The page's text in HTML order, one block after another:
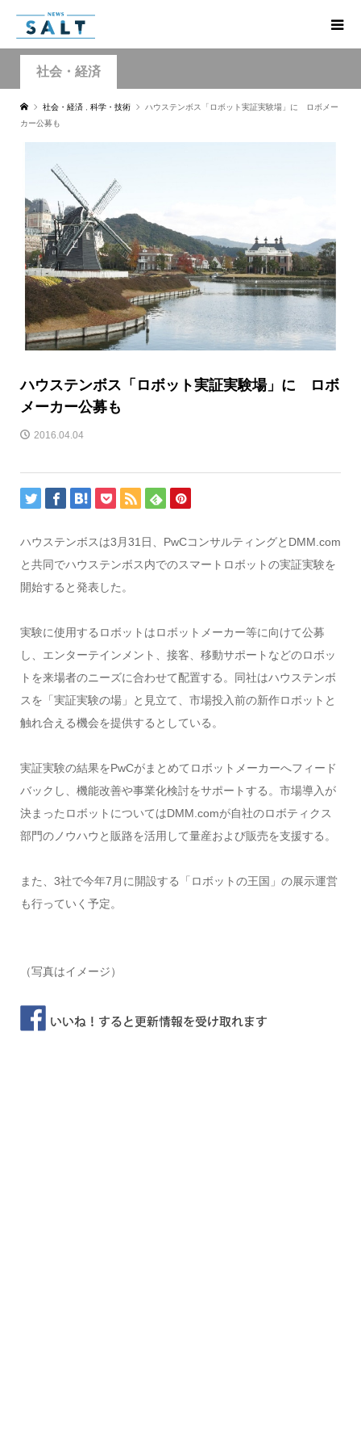
社会・経済
社会・経済 科学・技術
ハウステンボス「ロボット実証実験場」に ロボメー
カー公募も
ハウステンボス「ロボット実証実験場」に ロボ
メーカー公募も
2016.04.04
ハウステンボスは3月31日、PwCコンサルティングとDMM.com
と共同でハウステンボス内でのスマートロボットの実証実験を
開始すると発表した。
実験に使用するロボットはロボットメーカー等に向けて公募
し、エンターテインメント、接客、移動サポートなどのロボッ
トを来場者のニーズに合わせて配置する。同社はハウステンボ
スを「実証実験の場」と見立て、市場投入前の新作ロボットと
触れ合える機会を提供するとしている。
実証実験の結果をPwCがまとめてロボットメーカーへフィード
バックし、機能改善や事業化検討をサポートする。市場導入が
決まったロボットについてはDMM.comが自社のロボティクス
部門のノウハウと販路を活用して量産および販売を支援する。
また、3社で今年7月に開設する「ロボットの王国」の展示運営
も行っていく予定。
（写真はイメージ）